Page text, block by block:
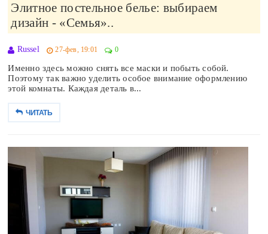
Элитное постельное белье: выбираем
дизайн - «Семья»..
Russel 27-фев, 19:01 0
Именно здесь можно снять все маски и побыть собой.
Поэтому так важно уделить особое внимание оформлению
этой комнаты. Каждая деталь в...
ЧИТАТЬ